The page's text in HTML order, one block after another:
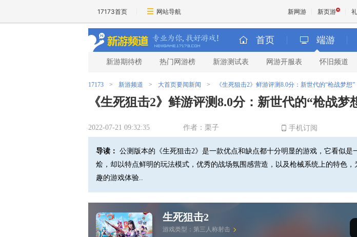
17173首页 网站导航 新网游 新页游
首页 端游
新游期待榜 热门网游榜 新游测试表 网游开服表 怀旧频道
17173 > 新游频道 > 大首页要闻新闻 > 《生死狙击2》鲜游评测8.0分：新世代的“枪战梦想”
《生死狙击2》鲜游评测8.0分：新世代的“枪战梦
2022-07-21 09:32:35 作者：栗子 手机订阅
导读： 公测版本的《生死狙击2》是一款优点和缺点都十分明显的游戏，它看似是
烩，却以特点鲜明的玩法模式，优秀的战场氛围感营造，以及枪械系统上的特色
趣的游戏体验..
生死狙击2
游戏类型： 第三人称射击